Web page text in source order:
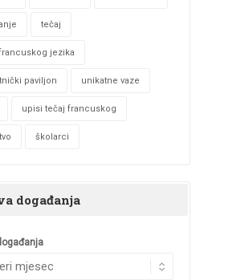
tečaj
jezika
paviljon unikatne vaze
upisi tečaj francuskog
školarci
događanja